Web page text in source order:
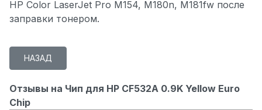
HP Color LaserJet Pro M154, M180n, M181fw после
заправки тонером.
Отзывы на Чип для HP CF532A 0.9K Yellow Euro
Chip